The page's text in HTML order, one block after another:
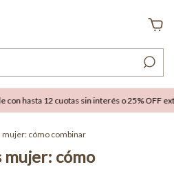
hasta 12 cuotas sin interés o 25% OFF
cómo combinar
mujer: cómo